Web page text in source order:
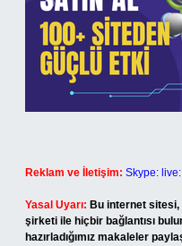
Reklam ve İletişim: Skype:
Yasal Uyarı: Bu internet
şirketi ile hiçbir bağlantısı
hazırladığımız makaleler